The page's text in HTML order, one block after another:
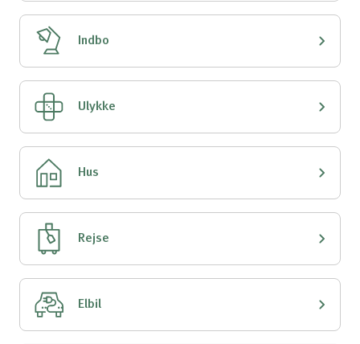
Indbo
Ulykke
Hus
Rejse
Elbil